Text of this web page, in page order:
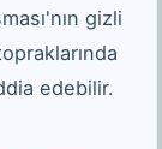
gizli
edebilir.